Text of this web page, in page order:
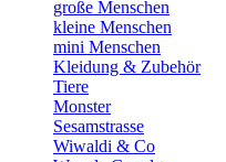
große Menschen
kleine Menschen
mini Menschen
Kleidung & Zubehör
Tiere
Monster
Sesamstrasse
Wiwaldi & Co